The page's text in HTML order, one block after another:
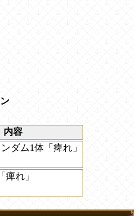
内容
ダム1体「痺れ」
痺れ」